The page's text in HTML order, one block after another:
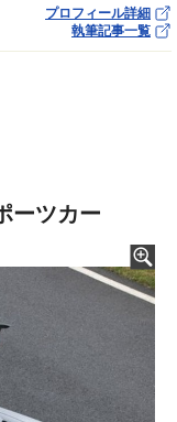
プロフィール詳細
執筆記事一覧
ーツカー